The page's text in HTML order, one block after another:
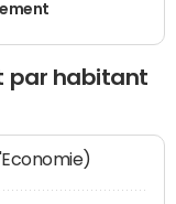
par habitant